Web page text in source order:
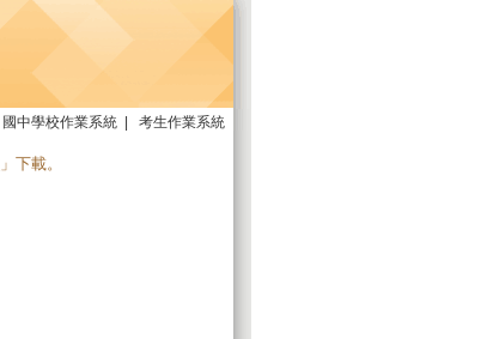
國中學校作業系統 考生作業系統
」下載。